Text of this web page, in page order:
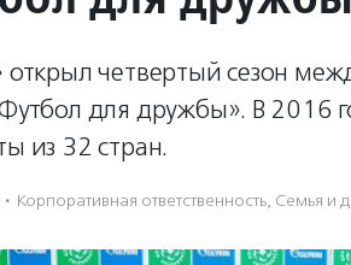
открыл четвертый сезон
для дружбы». В 2016
из 32 стран.
· Корпоративная ответственность, Семья и